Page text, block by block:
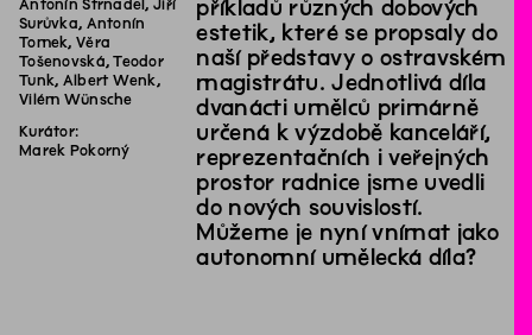
Antonín Strnadel, Jiří
Surůvka, Antonín
Tomek, Věra
Tošenovská, Teodor
Tunk, Albert Wenk,
Vilém Wünsche
Kurátor:
Marek Pokorný
příkladů různých dobových
estetik, které se propsaly do
naší představy o ostravském
magistrátu. Jednotlivá díla
dvanácti umělců primárně
určená k výzdobě kanceláří,
reprezentačních i veřejných
prostor radnice jsme uvedli
do nových souvislostí.
Můžeme je nyní vnímat jako
autonomní umělecká díla?